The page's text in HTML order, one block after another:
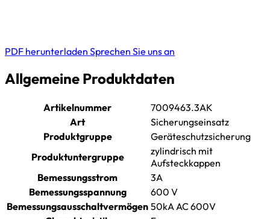
PDF herunterladen Sprechen Sie uns an
Allgemeine Produktdaten
Artikelnummer
7009463.3AK
Art
Sicherungseinsatz
Produktgruppe
Geräteschutzsicherung
Produktuntergruppe
zylindrisch mit
Aufsteckkappen
Bemessungsstrom
3A
Bemessungsspannung
600 V
Bemessungsausschaltvermögen 50kA AC 600V